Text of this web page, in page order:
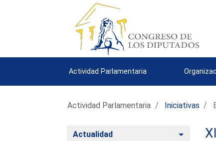
Actividad Parlamentaria
Actividad Parlamentaria Iniciativas
Actualidad Alternar